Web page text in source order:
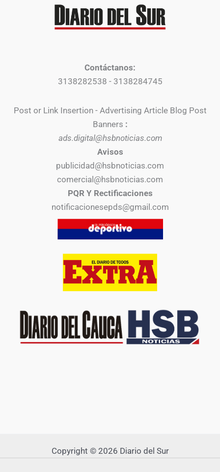
Contáctanos:
3138282538 - 3138284745
Post or Link Insertion - Advertising Article Blog Post
Banners :
ads.digital@hsbnoticias.com
Avisos
publicidad@hsbnoticias.com
comercial@hsbnoticias.com
PQR Y Rectificaciones
notificacionesepds@gmail.com
Copyright © 2026 Diario del Sur